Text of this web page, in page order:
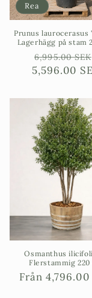
Rea
Prunus laurocerasus
Lagerhägg på stam
Ordinarie
pris
6,995.00 SEK
5,596.00
Osmanthus
Flerstammig 220
Ordinarie
Från4,796.00